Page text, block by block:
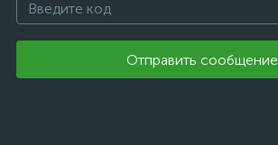
Отправить сообщение